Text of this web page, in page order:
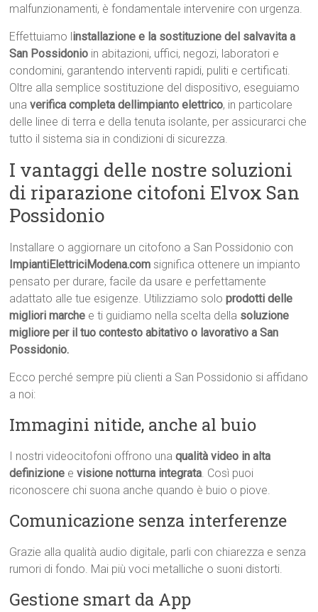
malfunzionamenti, è fondamentale intervenire con urgenza.
Effettuiamo l installazione e la sostituzione del salvavita a
San Possidonio in abitazioni, uffici, negozi, laboratori e
condomini, garantendo interventi rapidi, puliti e certificati.
Oltre alla semplice sostituzione del dispositivo, eseguiamo
unaverifica completa dellimpianto elettrico, in particolare
delle linee di terra e della tenuta isolante, per assicurarci che
tutto il sistema sia in condizioni di sicurezza.
I vantaggi delle nostre soluzioni
di riparazione citofoni Elvox San
Possidonio
Installare o aggiornare un citofono a San Possidonio con
ImpiantiElettriciModena.com significa ottenere un impianto
pensato per durare, facile da usare e perfettamente
adattato alle tue esigenze. Utilizziamo soloprodotti delle
migliori marche e ti guidiamo nella scelta della soluzione
migliore per il tuo contesto abitativo o lavorativo a San
Possidonio.
Ecco perché sempre più clienti a San Possidonio si affidano
a noi:
Immagini nitide, anche al buio
I nostri videocitofoni offrono unaqualità video in alta
definizione evisione notturna integrata. Così puoi
riconoscere chi suona anche quando è buio o piove.
Comunicazione senza interferenze
Grazie alla qualità audio digitale, parli con chiarezza e senza
rumori di fondo. Mai più voci metalliche o suoni distorti.
Gestione smart da App